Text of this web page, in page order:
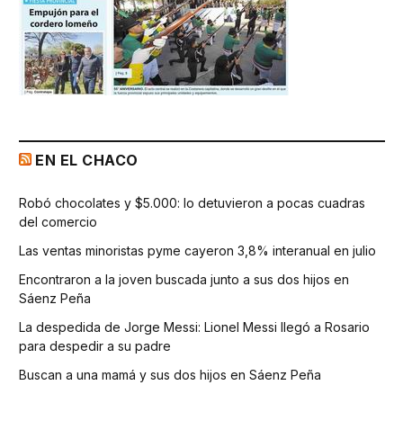
EN EL CHACO
Robó chocolates y $5.000: lo detuvieron a pocas cuadras
del comercio
Las ventas minoristas pyme cayeron 3,8% interanual en julio
Encontraron a la joven buscada junto a sus dos hijos en
Sáenz Peña
La despedida de Jorge Messi: Lionel Messi llegó a Rosario
para despedir a su padre
Buscan a una mamá y sus dos hijos en Sáenz Peña